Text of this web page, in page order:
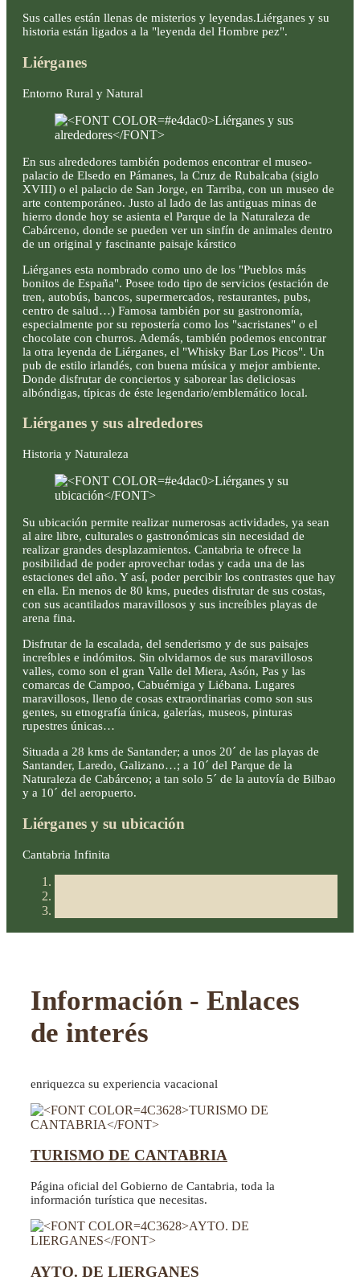
Sus calles están llenas de misterios y leyendas.Liérganes y su
historia están ligados a la "leyenda del Hombre pez".
Liérganes
Entorno Rural y Natural
En sus alrededores también podemos encontrar el museo-
palacio de Elsedo en Pámanes, la Cruz de Rubalcaba (siglo
XVIII) o el palacio de San Jorge, en Tarriba, con un museo de
arte contemporáneo. Justo al lado de las antiguas minas de
hierro donde hoy se asienta el Parque de la Naturaleza de
Cabárceno, donde se pueden ver un sinfín de animales dentro
de un original y fascinante paisaje kárstico
Liérganes esta nombrado como uno de los "Pueblos más
bonitos de España". Posee todo tipo de servicios (estación de
tren, autobús, bancos, supermercados, restaurantes, pubs,
centro de salud…) Famosa también por su gastronomía,
especialmente por su repostería como los "sacristanes" o el
chocolate con churros. Además, también podemos encontrar
la otra leyenda de Liérganes, el "Whisky Bar Los Picos". Un
pub de estilo irlandés, con buena música y mejor ambiente.
Donde disfrutar de conciertos y saborear las deliciosas
albóndigas, típicas de éste legendario/emblemático local.
Liérganes y sus alrededores
Historia y Naturaleza
Su ubicación permite realizar numerosas actividades, ya sean
al aire libre, culturales o gastronómicas sin necesidad de
realizar grandes desplazamientos. Cantabria te ofrece la
posibilidad de poder aprovechar todas y cada una de las
estaciones del año. Y así, poder percibir los contrastes que hay
en ella. En menos de 80 kms, puedes disfrutar de sus costas,
con sus acantilados maravillosos y sus increíbles playas de
arena fina.
Disfrutar de la escalada, del senderismo y de sus paisajes
increíbles e indómitos. Sin olvidarnos de sus maravillosos
valles, como son el gran Valle del Miera, Asón, Pas y las
comarcas de Campoo, Cabuérniga y Liébana. Lugares
maravillosos, lleno de cosas extraordinarias como son sus
gentes, su etnografía única, galerías, museos, pinturas
rupestres únicas…
Situada a 28 kms de Santander; a unos 20´ de las playas de
Santander, Laredo, Galizano…; a 10´ del Parque de la
Naturaleza de Cabárceno; a tan solo 5´ de la autovía de Bilbao
y a 10´ del aeropuerto.
Liérganes y su ubicación
Cantabria Infinita
Información - Enlaces
de interés
enriquezca su experiencia vacacional
TURISMO DE CANTABRIA
Página oficial del Gobierno de Cantabria, toda la
información turística que necesitas.
AYTO. DE LIERGANES